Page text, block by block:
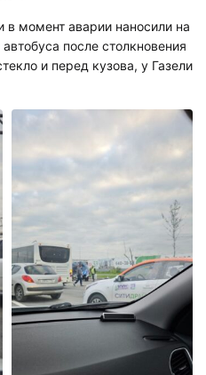
момент аварии наносили на
после столкновения
и перед кузова, у Газели